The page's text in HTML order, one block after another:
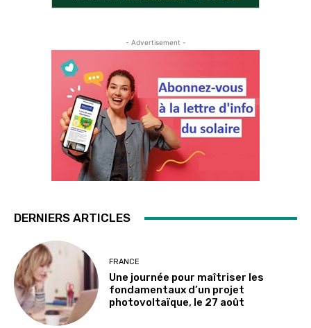
- Advertisement -
DERNIERS ARTICLES
FRANCE
Une journée pour maîtriser les
fondamentaux d’un projet
photovoltaïque, le 27 août